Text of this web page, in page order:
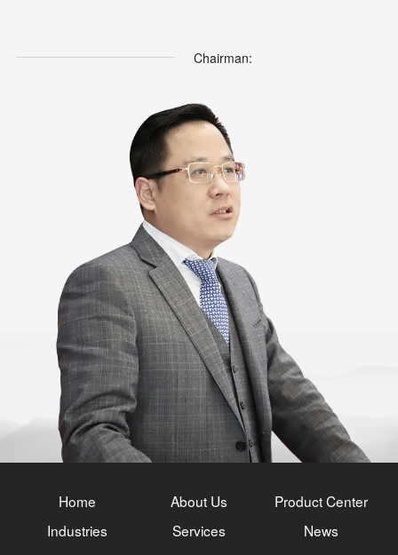
Chairman:
Home About Us
Product Center
Industries
Services
News